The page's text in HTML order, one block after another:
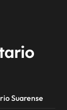
Suarense